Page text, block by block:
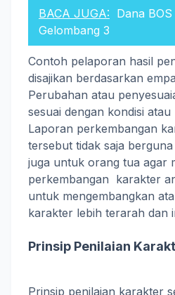
BACA JUGA: Dana
Gelombang 3
Contoh pelaporan hasil
disajikan berdasarkan
Perubahan atau
sesuai dengan kondisi
Laporan perkembangan
tersebut tidak saja
juga untuk orang tua agar
perkembangan karakter
untuk mengembangkan
karakter lebih terarah dan
Prinsip Penilaian
Prinsip penilaian karakter